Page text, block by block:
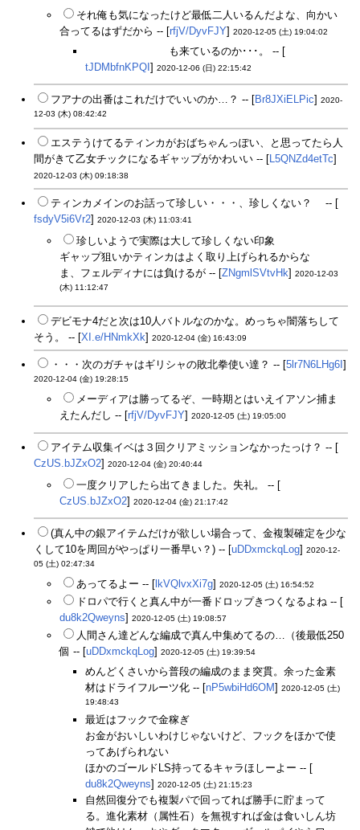
それ俺も気になったけど最低二人いるんだよな、向かい
合ってるはずだから -- [rfjV/DyvFJY] 2020-12-05 (土) 19:04:02
も来ているのか･･･。 -- [
tJDMbfnKPQI ] 2020-12-06 (日) 22:15:42
フアナの出番はこれだけでいいのか…？ -- [Br8JXiELPic] 2020-
12-03 (木) 08:42:42
エステうけてるティンカがおばちゃんっぽい、と思ってたら人
間がきて乙女チックになるギャップがかわいい -- [L5QNZd4etTc]
2020-12-03 (木) 09:18:38
ティンカメインのお話って珍しい・・・、珍しくない？ -- [
fsdyV5i6Vr2] 2020-12-03 (木) 11:03:41
珍しいようで実際は大して珍しくない印象
ギャップ狙いかティンカはよく取り上げられるからな
ま、フェルディナには負けるが -- [ZNgmlSVtvHk] 2020-12-03
(木) 11:12:47
デビモナ4だと次は10人バトルなのかな。めっちゃ闇落ちして
そう。 -- [XI.e/HNmkXk] 2020-12-04 (金) 16:43:09
・・・次のガチャはギリシャの敗北拳使い達？ -- [5lr7N6LHg6I ]
2020-12-04 (金) 19:28:15
メーディアは勝ってるぞ、一時期とはいえイアソン捕ま
えたんだし -- [rfjV/DyvFJY] 2020-12-05 (土) 19:05:00
アイテム収集イベは３回クリアミッションなかったっけ？ -- [
CzUS.bJZxO2] 2020-12-04 (金) 20:40:44
一度クリアしたら出てきました。失礼。 -- [
CzUS.bJZxO2] 2020-12-04 (金) 21:17:42
(真ん中の銀アイテムだけが欲しい場合って、金複製確定を少な
くして10を周回がやっぱり一番早い？) -- [uDDxmckqLog] 2020-12-
05 (土) 02:47:34
あってるよー -- [lkVQlvxXi7g] 2020-12-05 (土) 16:54:52
ドロパで行くと真ん中が一番ドロップきつくなるよね -- [
du8k2Qweyns] 2020-12-05 (土) 19:08:57
人間さん達どんな編成で真ん中集めてるの…（後最低250
個 -- [uDDxmckqLog] 2020-12-05 (土) 19:39:54
めんどくさいから普段の編成のまま突貫。余った金素
材はドライフルーツ化 -- [nP5wbiHd6OM] 2020-12-05 (土)
19:48:43
最近はフックで金稼ぎ
お金がおいしいわけじゃないけど、フックをほかで使
ってあげられない
ほかのゴールドLS持ってるキャラほしーよー -- [
du8k2Qweyns] 2020-12-05 (土) 21:15:23
自然回復分でも複製パで回ってれば勝手に貯まって
る。進化素材（属性石）を無視すれば金は食いしん坊